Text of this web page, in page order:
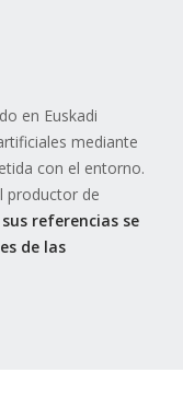
en Euskadi
mediante
con el entorno.
productor de
referencias se
de las